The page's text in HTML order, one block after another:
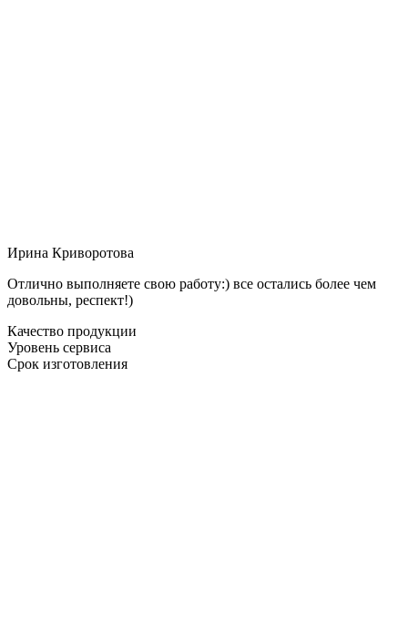
Ирина Криворотова
Отлично выполняете свою работу:) все остались более чем
довольны, респект!)
Качество продукции
Уровень сервиса
Срок изготовления